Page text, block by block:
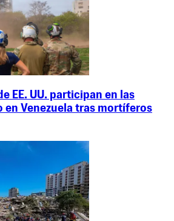
EE. UU. participan en las
en Venezuela tras mortíferos